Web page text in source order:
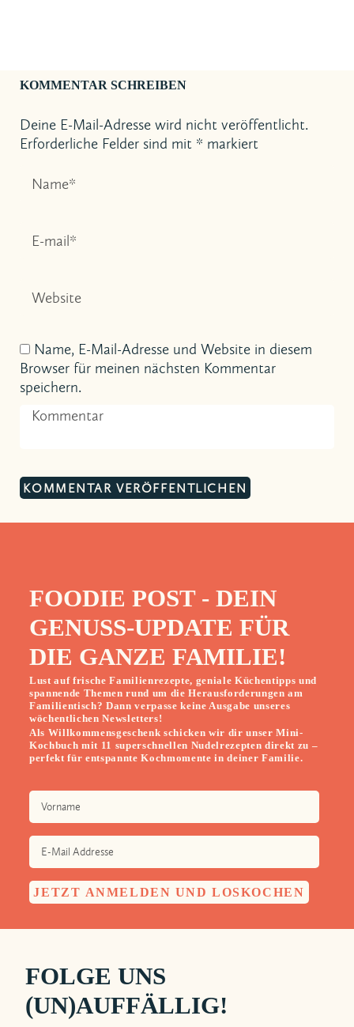
KOMMENTAR SCHREIBEN
Deine E-Mail-Adresse wird nicht veröffentlicht.
Erforderliche Felder sind mit * markiert
Name, E-Mail-Adresse und Website in diesem
Browser für meinen nächsten Kommentar
speichern.
FOODIE POST - DEIN
GENUSS-UPDATE FÜR
DIE GANZE FAMILIE!
Lust auf frische Familienrezepte, geniale Küchentipps und
spannende Themen rund um die Herausforderungen am
Familientisch? Dann verpasse keine Ausgabe unseres
wöchentlichen Newsletters!
Als Willkommensgeschenk schicken wir dir unser Mini-
Kochbuch mit 11 superschnellen Nudelrezepten direkt zu –
perfekt für entspannte Kochmomente in deiner Familie.
FOLGE UNS
(UN)AUFFÄLLIG!